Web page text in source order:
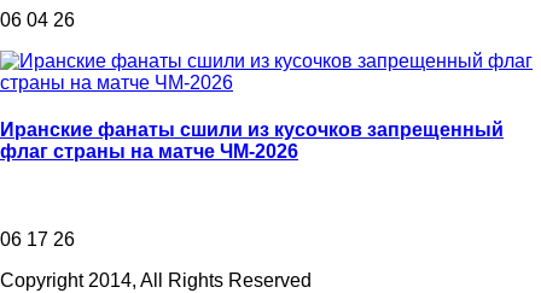
06 04 26
Иранские фанаты сшили из кусочков запрещенный
флаг страны на матче ЧМ-2026
06 17 26
Copyright 2014, All Rights Reserved